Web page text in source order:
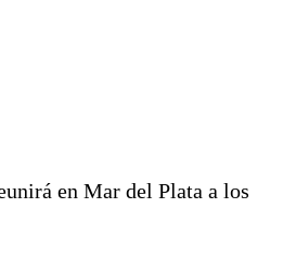
en Mar del Plata a los